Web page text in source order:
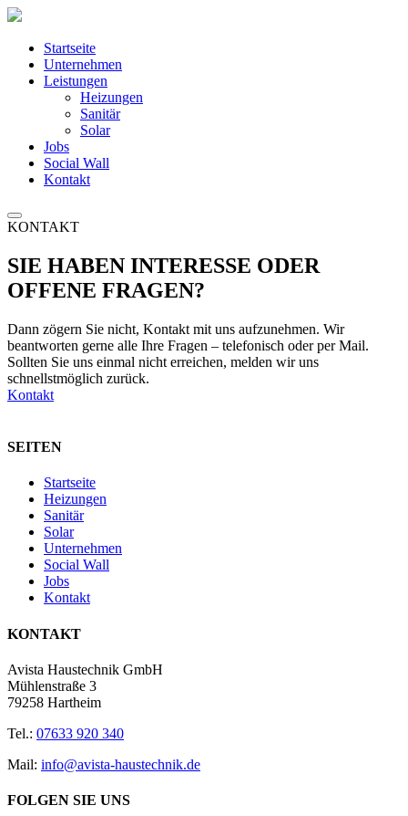
Startseite
Unternehmen
Leistungen
Heizungen
Sanitär
Solar
Jobs
Social Wall
Kontakt
KONTAKT
SIE HABEN INTERESSE ODER
OFFENE FRAGEN?
Dann zögern Sie nicht, Kontakt mit uns aufzunehmen. Wir
beantworten gerne alle Ihre Fragen – telefonisch oder per Mail.
Sollten Sie uns einmal nicht erreichen, melden wir uns
schnellstmöglich zurück.
Kontakt
SEITEN
Startseite
Heizungen
Sanitär
Solar
Unternehmen
Social Wall
Jobs
Kontakt
KONTAKT
Avista Haustechnik GmbH
Mühlenstraße 3
79258 Hartheim
Tel.: 07633 920 340
Mail: info@avista-haustechnik.de
FOLGEN SIE UNS